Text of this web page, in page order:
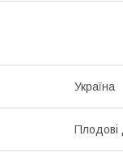
Україна
Плодові